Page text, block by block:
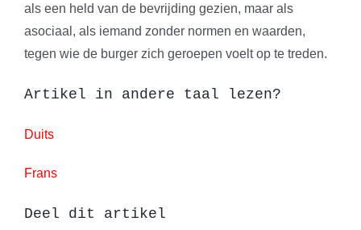
als een held van de bevrijding gezien, maar als
asociaal, als iemand zonder normen en waarden,
tegen wie de burger zich geroepen voelt op te treden.
Artikel in andere taal lezen?
Duits
Frans
Deel dit artikel